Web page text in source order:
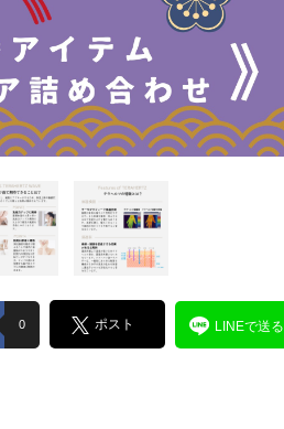
0 ポスト LINEで送る